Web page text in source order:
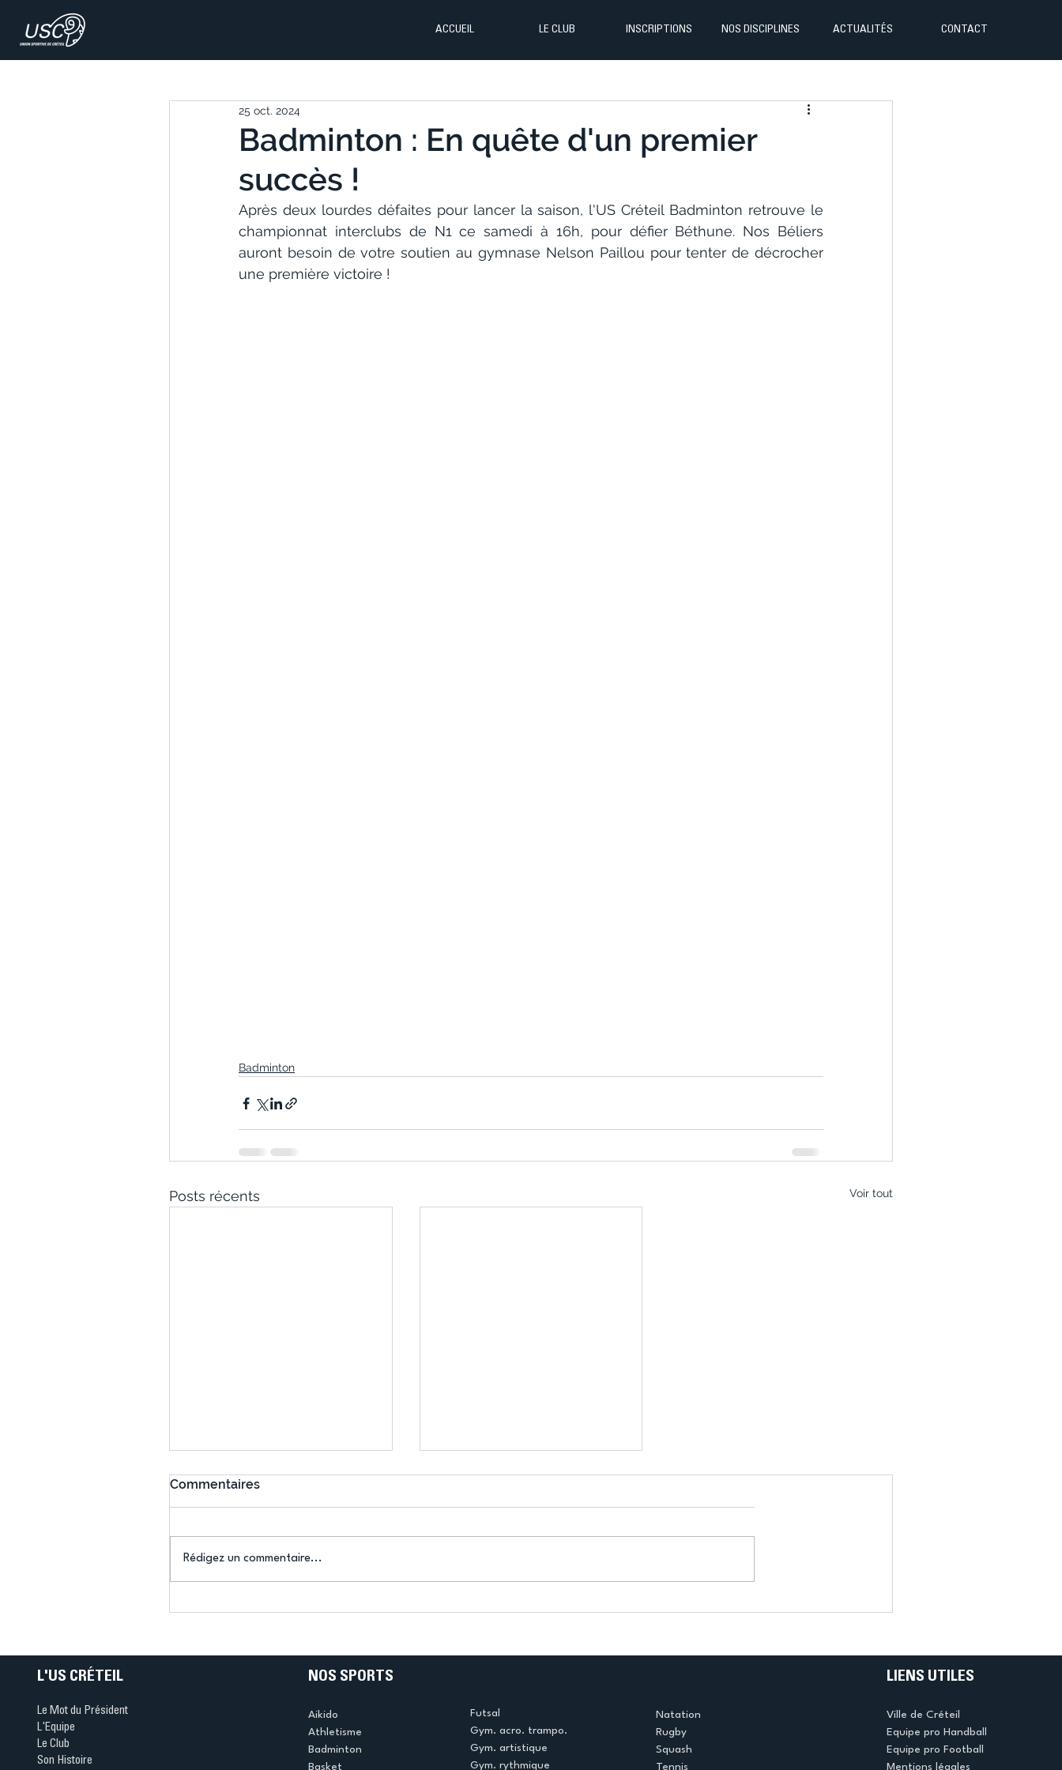
ACCUEIL LE CLUB INSCRIPTIONS NOS DISCIPLINES ACTUALITÉS CONTACT
Badminton : En quête d'un premier
succès !
25 oct. 2024
Après deux lourdes défaites pour lancer la saison, l'US Créteil Badminton retrouve le
championnat interclubs de N1 ce samedi à 16h, pour défier Béthune. Nos Béliers
auront besoin de votre soutien au gymnase Nelson Paillou pour tenter de décrocher
une première victoire !
Badminton
Posts récents Voir tout
lancement d’un grand
rendez-vous jeunes
Commentaires
Rédigez un commentaire...
L'US CRÉTEIL
Le Mot du Président
L'Equipe
Le Club
Son Histoire
NOS SPORTS
Aikido
Athletisme
Badminton
Basket
Futsal
Gym. acro. trampo.
Gym. artistique
Gym. rythmique
Natation
Rugby
Squash
Tennis
LIENS UTILES
Ville de Créteil
Equipe pro Handball
Equipe pro Football
Mentions légales